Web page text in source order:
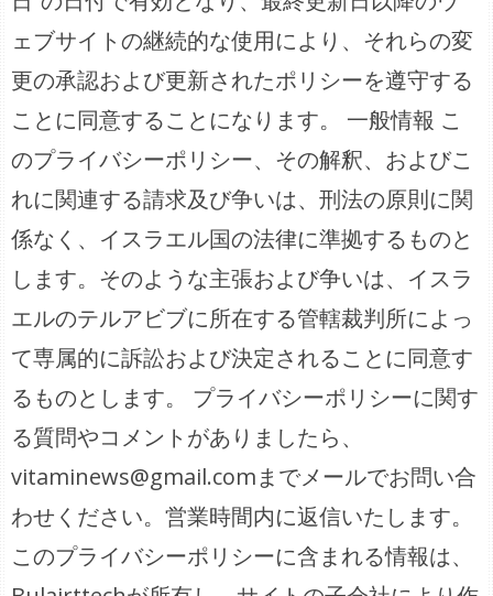
ェブサイトの継続的な使用により、それらの変
更の承認および更新されたポリシーを遵守する
ことに同意することになります。 一般情報 こ
のプライバシーポリシー、その解釈、およびこ
れに関連する請求及び争いは、刑法の原則に関
係なく、イスラエル国の法律に準拠するものと
します。そのような主張および争いは、イスラ
エルのテルアビブに所在する管轄裁判所によっ
て専属的に訴訟および決定されることに同意す
るものとします。 プライバシーポリシーに関す
る質問やコメントがありましたら、
vitaminews@gmail.comまでメールでお問い合
わせください。営業時間内に返信いたします。
このプライバシーポリシーに含まれる情報は、